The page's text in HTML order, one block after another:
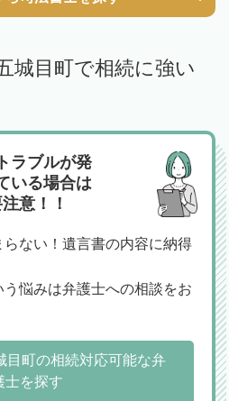
城目町で相続に強い
ラブルが発
いる場合は
意！！
ない！遺言書の内容に納得
悩みは弁護士への相談をお
目町の相続対応可能な弁
士を探す